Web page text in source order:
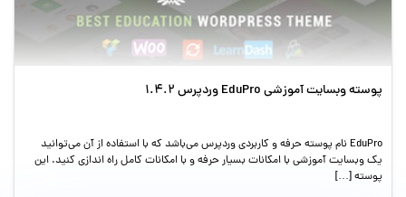
پوسته وبسایت آموزشی EduPro وردپرس 1.4.2
EduPro نام پوسته حرفه و کاربردی وردپرس می‌باشد که با استفاده از آن می‌توانید
یک وبسایت آموزشی با امکانات بسیار حرفه و با امکانات کامل راه اندازی کنید. این
پوسته […]